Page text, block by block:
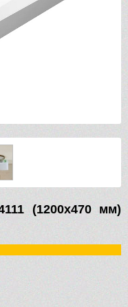
(1200х470 мм)